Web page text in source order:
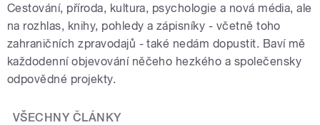
Cestování, příroda, kultura, psychologie a nová média, ale
na rozhlas, knihy, pohledy a zápisníky - včetně toho
zahraničních zpravodajů - také nedám dopustit. Baví mě
každodenní objevování něčeho hezkého a společensky
odpovědné projekty.
VŠECHNY ČLÁNKY